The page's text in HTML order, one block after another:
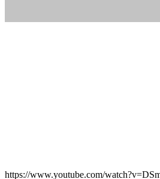
https://www.youtube.com/